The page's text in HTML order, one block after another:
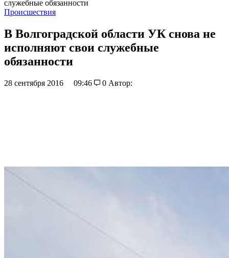
служебные обязанности
Происшествия
В Волгоградской области УК снова не
исполняют свои служебные
обязанности
28 сентября 2016 09:46 0 Автор: